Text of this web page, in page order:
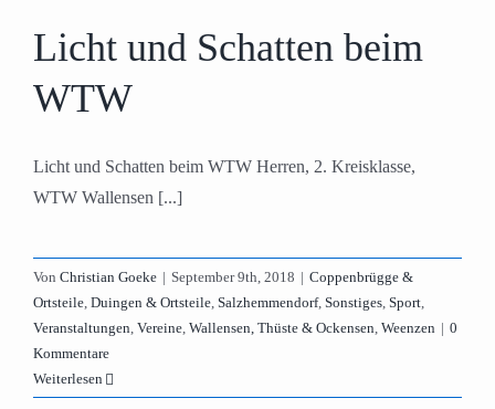
Licht und Schatten beim
WTW
Licht und Schatten beim WTW Herren, 2. Kreisklasse,
WTW Wallensen [...]
Von Christian Goeke | September 9th, 2018 | Coppenbrügge &
Ortsteile, Duingen & Ortsteile, Salzhemmendorf, Sonstiges, Sport,
Veranstaltungen, Vereine, Wallensen, Thüste & Ockensen, Weenzen | 0
Kommentare
Weiterlesen